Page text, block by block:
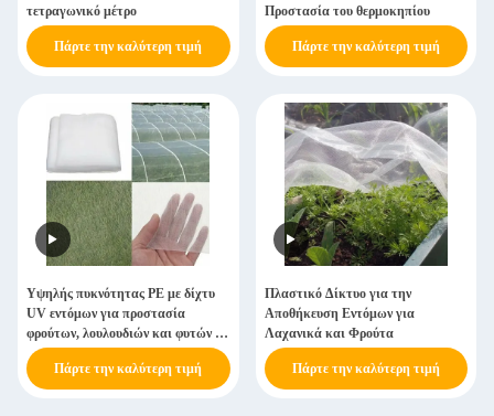
τετραγωνικό μέτρο
Πάρτε την καλύτερη τιμή
Προστασία του θερμοκηπίου
Πάρτε την καλύτερη τιμή
Υψηλής πυκνότητας PE με δίχτυ
UV εντόμων για προστασία
φρούτων, λουλουδιών και φυτών σε
εξωτερικούς χώρους
Πάρτε την καλύτερη τιμή
Πλαστικό Δίκτυο για την
Αποθήκευση Εντόμων για
Λαχανικά και Φρούτα
Πάρτε την καλύτερη τιμή